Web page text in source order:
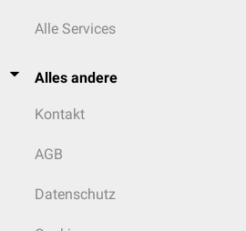
Alle Services
Alles andere
Kontakt
AGB
Datenschutz